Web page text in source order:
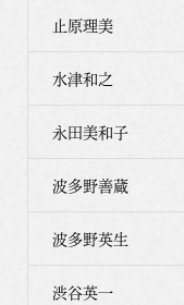
止原理美
水津和之
永田美和子
波多野善蔵
波多野英生
渋谷英一